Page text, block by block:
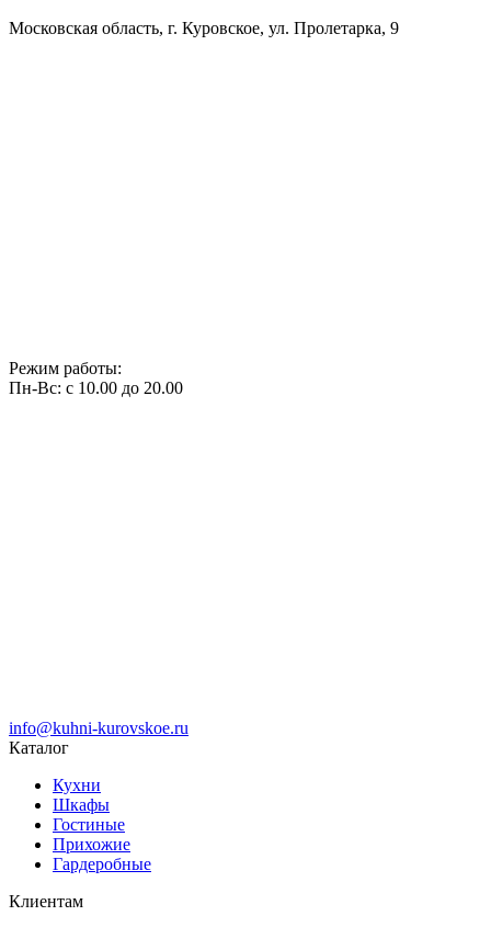
Московская область, г. Куровское, ул. Пролетарка, 9
Режим работы:
Пн-Вс: с 10.00 до 20.00
info@kuhni-kurovskoe.ru
Каталог
Кухни
Шкафы
Гостиные
Прихожие
Гардеробные
Клиентам